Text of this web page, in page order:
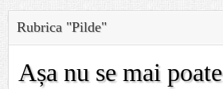
Rubrica "Pilde"
Așa nu se mai poate